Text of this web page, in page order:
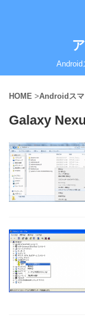
Android
HOME >Androidスマ
Galaxy